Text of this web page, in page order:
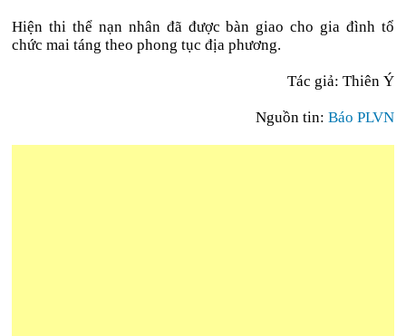
Hiện thi thể nạn nhân đã được bàn giao cho gia đình tổ
chức mai táng theo phong tục địa phương.
Tác giả: Thiên Ý
Nguồn tin: Báo PLVN